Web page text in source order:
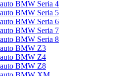
BMW Seria 4
BMW Seria 5
BMW Seria 6
BMW Seria 7
BMW Seria 8
BMW Z3
BMW Z4
BMW Z8